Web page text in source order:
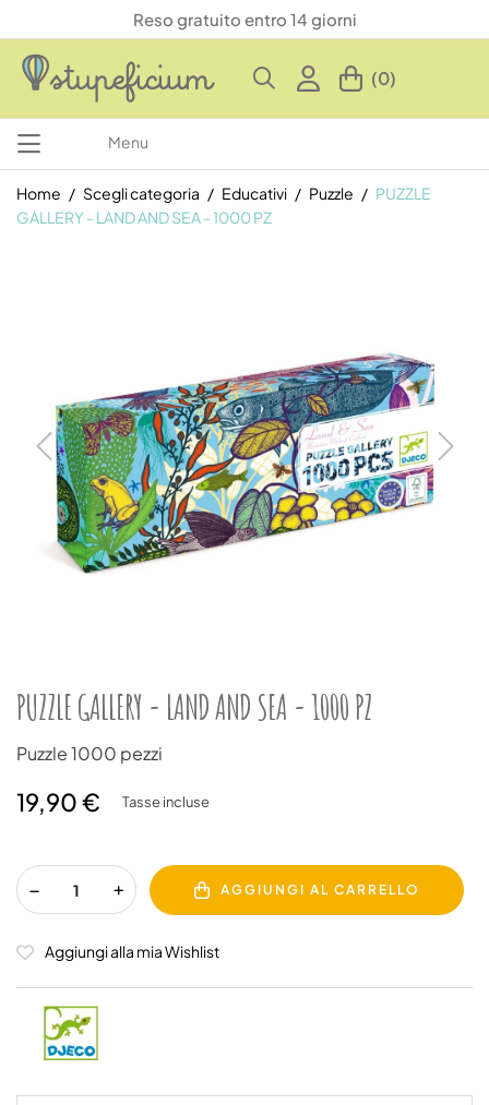
Reso gratuito entro 14 giorni
(0)
Menu
Home Scegli categoria Educativi Puzzle
PUZZLE
GALLERY - LAND AND SEA - 1000 PZ
PUZZLE GALLERY - LAND AND SEA - 1000 PZ
Puzzle 1000 pezzi
19,90 € Tasse incluse
AGGIUNGI AL CARRELLO
Aggiungi alla mia Wishlist